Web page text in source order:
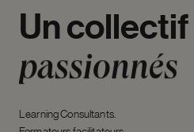
Uncollectif
passionnés
Learning Consultants.